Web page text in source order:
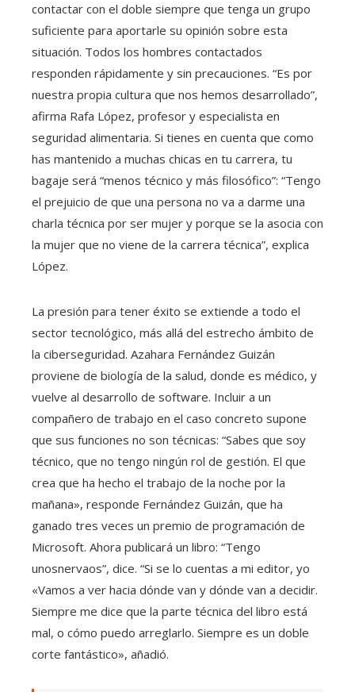
contactar con el doble siempre que tenga un grupo
suficiente para aportarle su opinión sobre esta
situación. Todos los hombres contactados
responden rápidamente y sin precauciones. “Es por
nuestra propia cultura que nos hemos desarrollado”,
afirma Rafa López, profesor y especialista en
seguridad alimentaria. Si tienes en cuenta que como
has mantenido a muchas chicas en tu carrera, tu
bagaje será “menos técnico y más filosófico”: “Tengo
el prejuicio de que una persona no va a darme una
charla técnica por ser mujer y porque se la asocia con
la mujer que no viene de la carrera técnica”, explica
López.
La presión para tener éxito se extiende a todo el
sector tecnológico, más allá del estrecho ámbito de
la ciberseguridad. Azahara Fernández Guizán
proviene de biología de la salud, donde es médico, y
vuelve al desarrollo de software. Incluir a un
compañero de trabajo en el caso concreto supone
que sus funciones no son técnicas: “Sabes que soy
técnico, que no tengo ningún rol de gestión. El que
crea que ha hecho el trabajo de la noche por la
mañana», responde Fernández Guizán, que ha
ganado tres veces un premio de programación de
Microsoft. Ahora publicará un libro: “Tengo
unosnervaos”, dice. “Si se lo cuentas a mi editor, yo
«Vamos a ver hacia dónde van y dónde van a decidir.
Siempre me dice que la parte técnica del libro está
mal, o cómo puedo arreglarlo. Siempre es un doble
corte fantástico», añadió.